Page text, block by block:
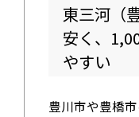
東三河（
安く、
やすい
豊川市や豊橋